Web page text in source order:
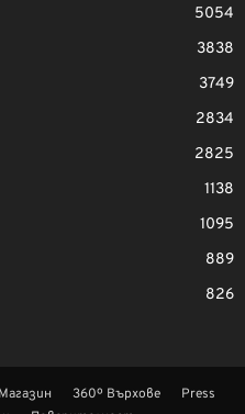
5054
3838
3749
2834
2825
1138
1095
889
826
360º Върхове
Press